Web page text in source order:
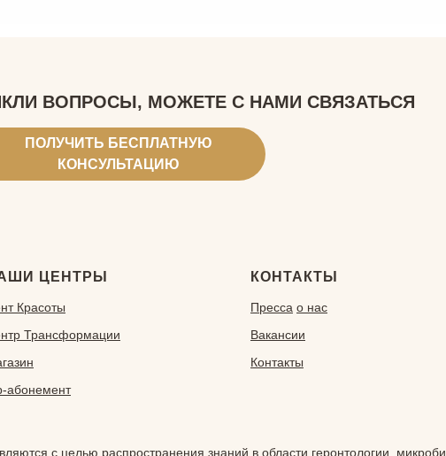
ВОПРОСЫ, МОЖЕТЕ С НАМИ СВЯЗАТЬСЯ
ПОЛУЧИТЬ БЕСПЛАТНУЮ
КОНСУЛЬТАЦИЮ
ЦЕНТРЫ
Красоты
Трансформации
aбонемент
КОНТАКТЫ
Пресса о нас
Вакансии
Контакты
с целью распространения знаний в области геронтологии,